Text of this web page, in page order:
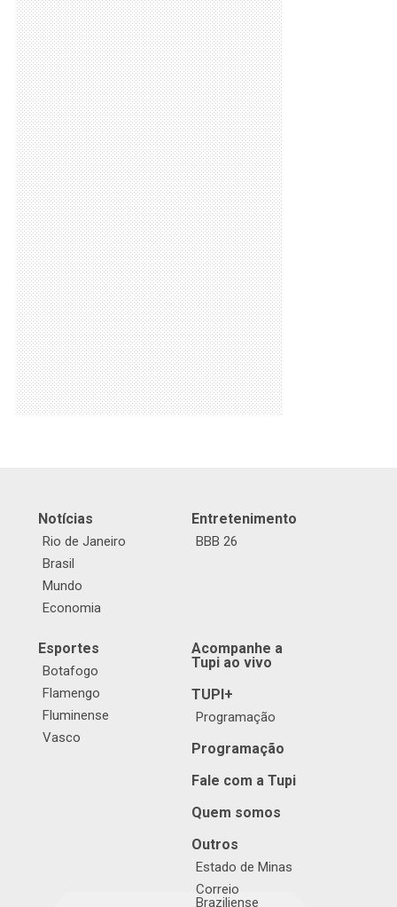
Notícias
Rio de Janeiro
Brasil
Mundo
Economia
Entretenimento
BBB 26
Esportes
Botafogo
Flamengo
Fluminense
Vasco
Acompanhe a
Tupi ao vivo
TUPI+
Programação
Programação
Fale com a Tupi
Quem somos
Outros
Estado de Minas
Correio
Braziliense